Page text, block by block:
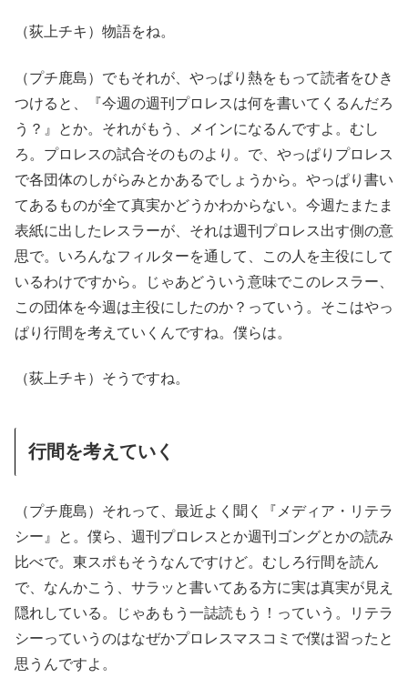
（荻上チキ）物語をね。
（プチ鹿島）でもそれが、やっぱり熱をもって読者をひき
つけると、『今週の週刊プロレスは何を書いてくるんだろ
う？』とか。それがもう、メインになるんですよ。むし
ろ。プロレスの試合そのものより。で、やっぱりプロレス
で各団体のしがらみとかあるでしょうから。やっぱり書い
てあるものが全て真実かどうかわからない。今週たまたま
表紙に出したレスラーが、それは週刊プロレス出す側の意
思で。いろんなフィルターを通して、この人を主役にして
いるわけですから。じゃあどういう意味でこのレスラー、
この団体を今週は主役にしたのか？っていう。そこはやっ
ぱり行間を考えていくんですね。僕らは。
（荻上チキ）そうですね。
行間を考えていく
（プチ鹿島）それって、最近よく聞く『メディア・リテラ
シー』と。僕ら、週刊プロレスとか週刊ゴングとかの読み
比べで。東スポもそうなんですけど。むしろ行間を読ん
で、なんかこう、サラッと書いてある方に実は真実が見え
隠れしている。じゃあもう一誌読もう！っていう。リテラ
シーっていうのはなぜかプロレスマスコミで僕は習ったと
思うんですよ。